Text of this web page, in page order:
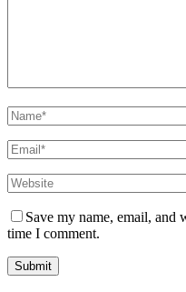
Save my name, email, and
time I comment.